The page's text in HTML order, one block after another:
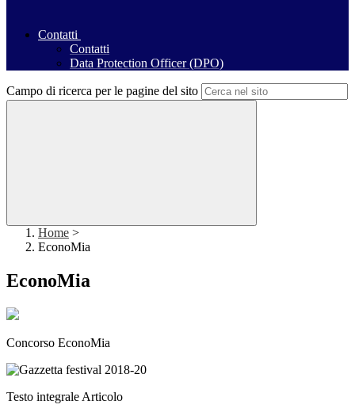
Contatti
Contatti
Data Protection Officer (DPO)
Campo di ricerca per le pagine del sito
Home >
EconoMia
EconoMia
Concorso EconoMia
Testo integrale Articolo